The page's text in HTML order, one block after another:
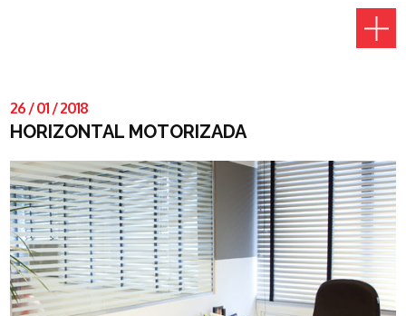
26 /01 /2018
HORIZONTAL MOTORIZADA